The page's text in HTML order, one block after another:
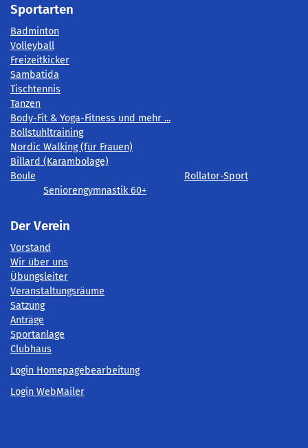
Sportarten
Badminton
Volleyball
Freizeitkicker
Sambatida
Tischtennis
Tanzen
Body-Fit & Yoga-Fitness und mehr ...
Rollstuhltraining
Nordic Walking (für Frauen)
Billard (Karambolage)
Boule
Rollator-Sport
Seniorengymnastik 60+
Der Verein
Vorstand
Wir über uns
Übungsleiter
Veranstaltungsräume
Satzung
Anträge
Sportanlage
Clubhaus
Login Homepagebearbeitung
Login WebMailer